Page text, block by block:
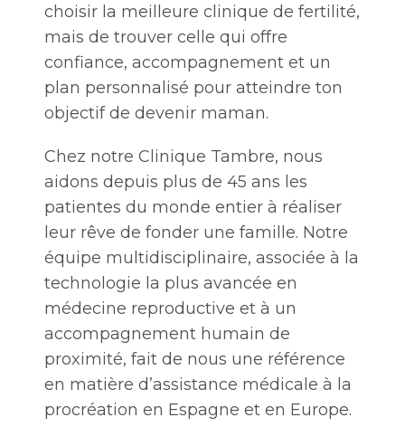
choisir la meilleure clinique de fertilité,
mais de trouver celle qui offre
confiance, accompagnement et un
plan personnalisé pour atteindre ton
objectif de devenir maman.
Chez notre Clinique Tambre, nous
aidons depuis plus de 45 ans les
patientes du monde entier à réaliser
leur rêve de fonder une famille. Notre
équipe multidisciplinaire, associée à la
technologie la plus avancée en
médecine reproductive et à un
accompagnement humain de
proximité, fait de nous une référence
en matière d’assistance médicale à la
procréation en Espagne et en Europe.